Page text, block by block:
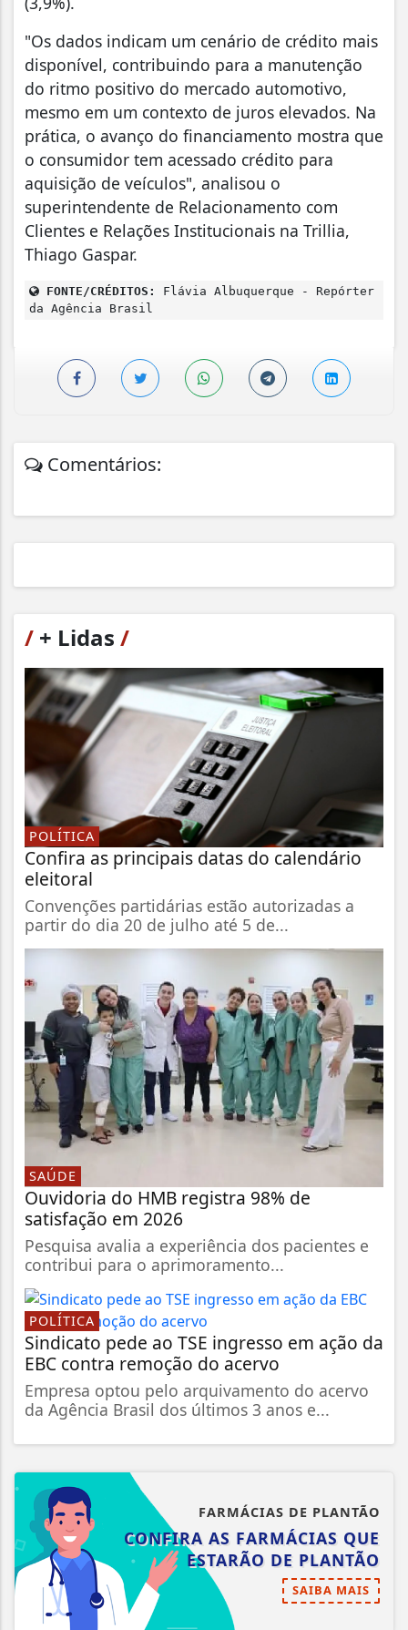
"Os dados indicam um cenário de crédito mais
disponível, contribuindo para a manutenção
do ritmo positivo do mercado automotivo,
mesmo em um contexto de juros elevados. Na
prática, o avanço do financiamento mostra que
o consumidor tem acessado crédito para
aquisição de veículos", analisou o
superintendente de Relacionamento com
Clientes e Relações Institucionais na Trillia,
Thiago Gaspar.
FONTE/CRÉDITOS:
Flávia Albuquerque - Repórter
da Agência Brasil
Comentários:
/ + Lidas /
POLÍTICA
Confira as principais datas do calendário
eleitoral
Convenções partidárias estão autorizadas a
partir do dia 20 de julho até 5 de...
SAÚDE
Ouvidoria do HMB registra 98% de
satisfação em 2026
Pesquisa avalia a experiência dos pacientes e
contribui para o aprimoramento...
POLÍTICA
Sindicato pede ao TSE ingresso em ação da
EBC contra remoção do acervo
Empresa optou pelo arquivamento do acervo
da Agência Brasil dos últimos 3 anos e...
FARMÁCIAS DE PLANTÃO
CONFIRA AS FARMÁCIAS QUE
ESTARÃO DE PLANTÃO
SAIBA MAIS